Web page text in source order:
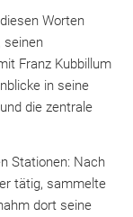
Worten
seinen
Franz Kubbillum
in seine
die zentrale
Stationen: Nach
tätig, sammelte
dort seine